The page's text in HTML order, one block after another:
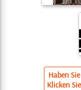
Haben
Klicken